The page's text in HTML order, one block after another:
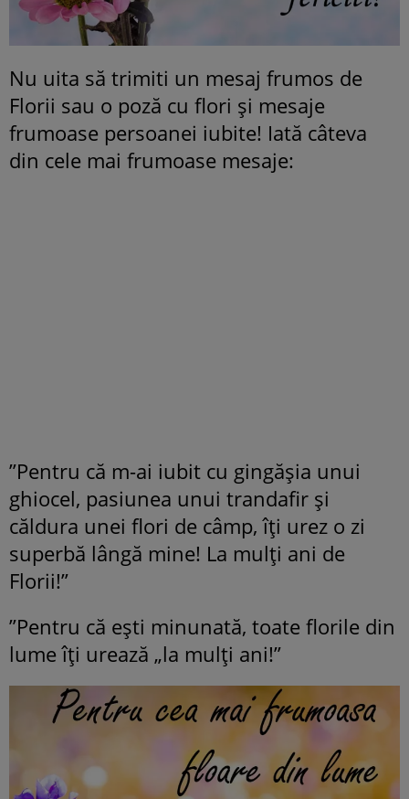
Nu uita să trimiti un mesaj frumos de
Florii sau o poză cu flori și mesaje
frumoase persoanei iubite! Iată câteva
din cele mai frumoase mesaje:
”Pentru că m-ai iubit cu gingăşia unui
ghiocel, pasiunea unui trandafir şi
căldura unei flori de câmp, îți urez o zi
superbă lângă mine! La mulți ani de
Florii!”
”Pentru că eşti minunată, toate florile din
lume îţi urează „la mulţi ani!”